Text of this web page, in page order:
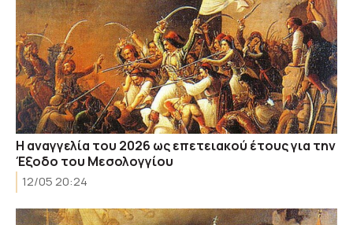
Η αναγγελία του 2026 ως επετειακού έτους για την
Έξοδο του Μεσολογγίου
12/05 20:24